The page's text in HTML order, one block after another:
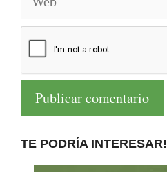
TE PODRÍA INTERESAR!